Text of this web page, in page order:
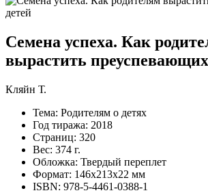
Семена успеха. Как
вырастить
Кляйн Т.
Тема: Родителям о детях
Год тиража: 2018
Страниц: 320
Вес: 374 г.
Обложка: Твердый переплет
Формат: 146х213х22 мм
ISBN: 978-5-4461-0388-1